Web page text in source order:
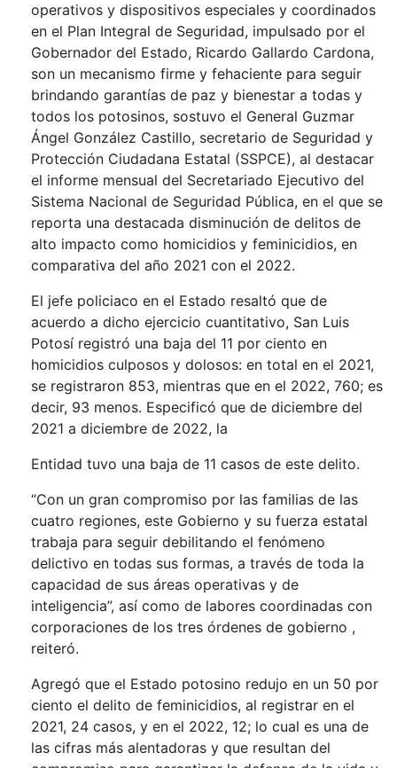
operativos y dispositivos especiales y coordinados
en el Plan Integral de Seguridad, impulsado por el
Gobernador del Estado, Ricardo Gallardo Cardona,
son un mecanismo firme y fehaciente para seguir
brindando garantías de paz y bienestar a todas y
todos los potosinos, sostuvo el General Guzmar
Ángel González Castillo, secretario de Seguridad y
Protección Ciudadana Estatal (SSPCE), al destacar
el informe mensual del Secretariado Ejecutivo del
Sistema Nacional de Seguridad Pública, en el que se
reporta una destacada disminución de delitos de
alto impacto como homicidios y feminicidios, en
comparativa del año 2021 con el 2022.
El jefe policiaco en el Estado resaltó que de
acuerdo a dicho ejercicio cuantitativo, San Luis
Potosí registró una baja del 11 por ciento en
homicidios culposos y dolosos: en total en el 2021,
se registraron 853, mientras que en el 2022, 760; es
decir, 93 menos. Especificó que de diciembre del
2021 a diciembre de 2022, la
Entidad tuvo una baja de 11 casos de este delito.
“Con un gran compromiso por las familias de las
cuatro regiones, este Gobierno y su fuerza estatal
trabaja para seguir debilitando el fenómeno
delictivo en todas sus formas, a través de toda la
capacidad de sus áreas operativas y de
inteligencia”, así como de labores coordinadas con
corporaciones de los tres órdenes de gobierno ,
reiteró.
Agregó que el Estado potosino redujo en un 50 por
ciento el delito de feminicidios, al registrar en el
2021, 24 casos, y en el 2022, 12; lo cual es una de
las cifras más alentadoras y que resultan del